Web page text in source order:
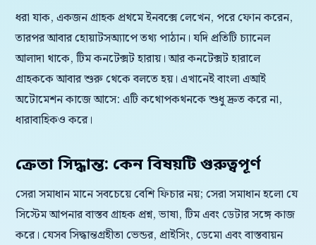
ধরা যাক, একজন গ্রাহক প্রথমে ইনবক্সে লেখেন, পরে ফোন করেন,
তারপর আবার হোয়াটসঅ্যাপে তথ্য পাঠান। যদি প্রতিটি চ্যানেল
আলাদা থাকে, টিম কনটেক্সট হারায়। আর কনটেক্সট হারালে
গ্রাহককে আবার শুরু থেকে বলতে হয়। এখানেই বাংলা এআই
অটোমেশন কাজে আসে: এটি কথোপকথনকে শুধু দ্রুত করে না,
ধারাবাহিকও করে।
ক্রেতা সিদ্ধান্ত: কেন বিষয়টি গুরুত্বপূর্ণ
সেরা সমাধান মানে সবচেয়ে বেশি ফিচার নয়; সেরা সমাধান হলো যে
সিস্টেম আপনার বাস্তব গ্রাহক প্রশ্ন, ভাষা, টিম এবং ডেটার সঙ্গে কাজ
করে। যেসব সিদ্ধান্তগ্রহীতা ভেন্ডর, প্রাইসিং, ডেমো এবং বাস্তবায়ন